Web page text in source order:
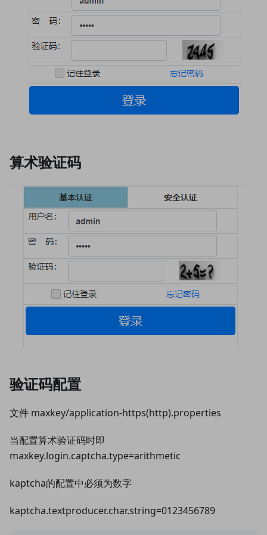
算术验证码
验证码配置
文件 maxkey/application-https(http).properties
当配置算术验证码时即
maxkey.login.captcha.type=arithmetic
kaptcha的配置中必须为数字
kaptcha.textproducer.char.string=0123456789